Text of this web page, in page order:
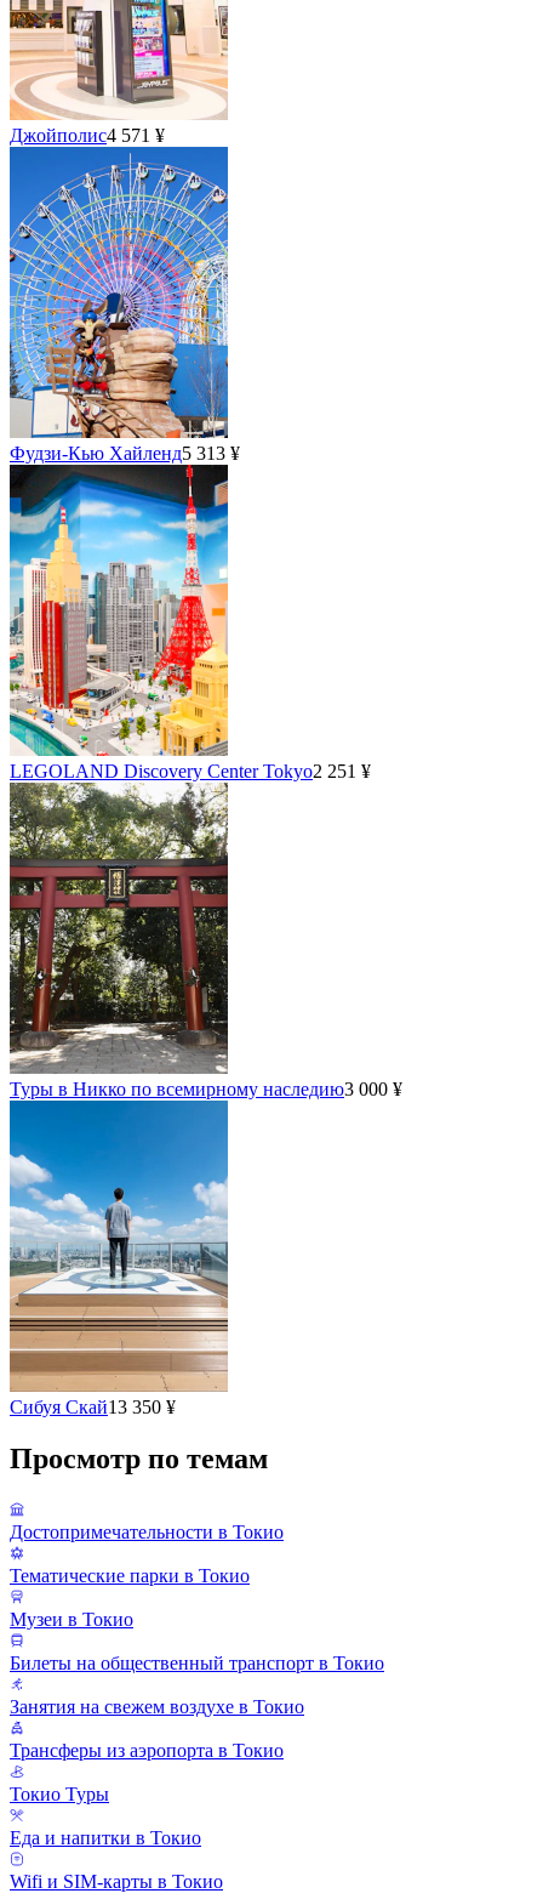
Джойполис4 571 ¥
Фудзи-Кью Хайленд5 313 ¥
LEGOLAND Discovery Center Tokyo2 251 ¥
Туры в Никко по всемирному наследию3 000 ¥
Сибуя Скай13 350 ¥
Просмотр по темам
Достопримечательности в Токио
Тематические парки в Токио
Музеи в Токио
Билеты на общественный транспорт в Токио
Занятия на свежем воздухе в Токио
Трансферы из аэропорта в Токио
Токио Туры
Еда и напитки в Токио
Wifi и SIM-карты в Токио